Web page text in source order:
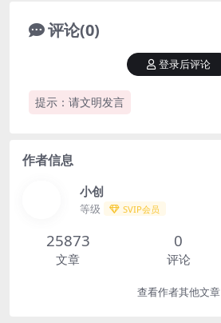
评论(0)
提示：请文明发言
登录后评论
作者信息
小创
等级 SVIP会员
25873
文章
0
评论
查看作者其他文章